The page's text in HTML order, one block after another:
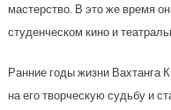
мастерство. В это же время
студенческом кино и
Ранние годы жизни Вахтанга
на его творческую судьбу и